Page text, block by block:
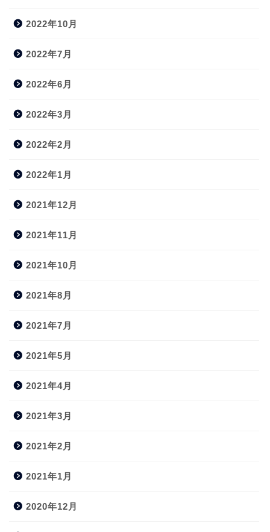
2022年10月
2022年7月
2022年6月
2022年3月
2022年2月
2022年1月
2021年12月
2021年11月
2021年10月
2021年8月
2021年7月
2021年5月
2021年4月
2021年3月
2021年2月
2021年1月
2020年12月